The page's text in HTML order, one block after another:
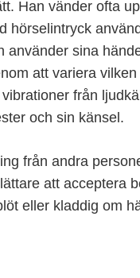
Han vänder ofta
hörselintryck
använder sina
att variera
från
och sin känsel.
från andra
att acceptera
eller kladdig om